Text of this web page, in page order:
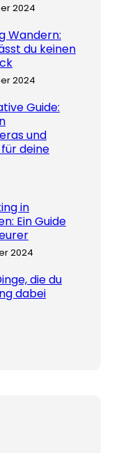
2024
Wandern:
du keinen
2024
Guide:
und
deine
in
Ein Guide
2024
die du
dabei